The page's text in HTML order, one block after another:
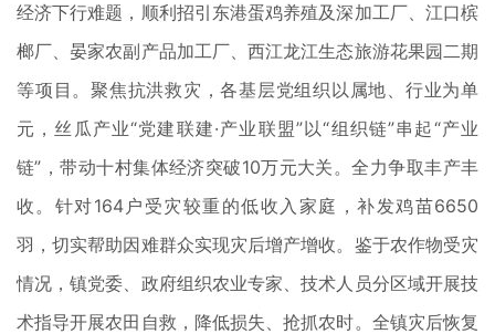
经济下行难题，顺利招引东港蛋鸡养殖及深加工厂、江口槟
榔厂、晏家农副产品加工厂、西江龙江生态旅游花果园二期
等项目。聚焦抗洪救灾，各基层党组织以属地、行业为单
元，丝瓜产业“党建联建·产业联盟”以“组织链”串起“产业
链”，带动十村集体经济突破10万元大关。全力争取丰产丰
收。针对164户受灾较重的低收入家庭，补发鸡苗6650
羽，切实帮助因难群众实现灾后增产增收。鉴于农作物受灾
情况，镇党委、政府组织农业专家、技术人员分区域开展技
术指导开展农田自救，降低损失、抢抓农时。全镇灾后恢复